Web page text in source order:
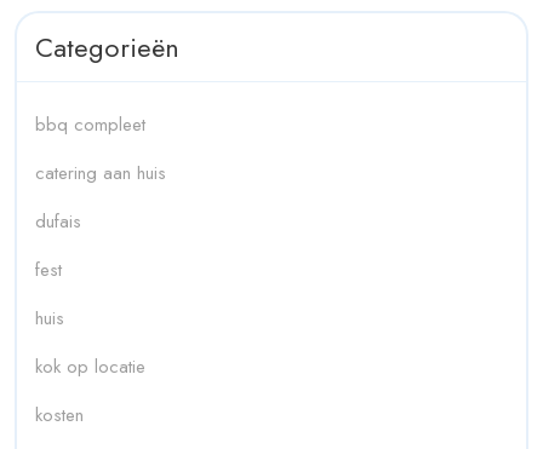
Categorieën
bbq compleet
catering aan huis
dufais
fest
huis
kok op locatie
kosten